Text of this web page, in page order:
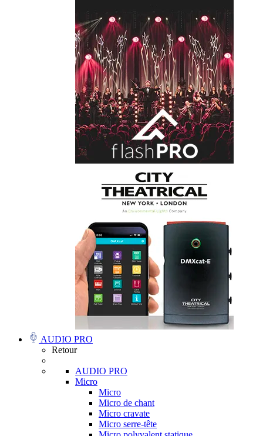
AUDIO PRO
Retour
AUDIO PRO
Micro
Micro
Micro de chant
Micro cravate
Micro serre-tête